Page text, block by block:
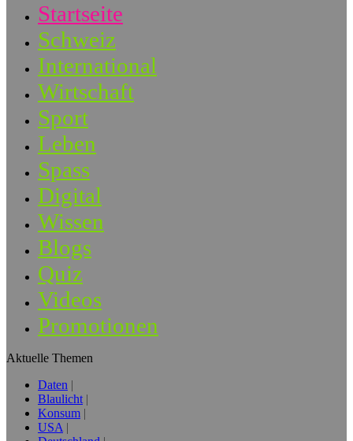
Startseite
Schweiz
International
Wirtschaft
Sport
Leben
Spass
Digital
Wissen
Blogs
Quiz
Videos
Promotionen
Aktuelle Themen
Daten
Blaulicht
Konsum
USA